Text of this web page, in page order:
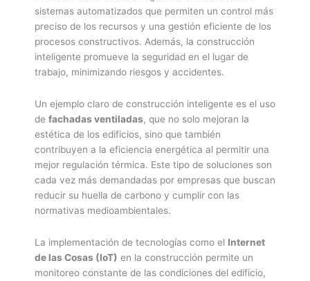
sistemas automatizados que permiten un control más
preciso de los recursos y una gestión eficiente de los
procesos constructivos. Además, la construcción
inteligente promueve la seguridad en el lugar de
trabajo, minimizando riesgos y accidentes.
Un ejemplo claro de construcción inteligente es el uso
de fachadas ventiladas, que no solo mejoran la
estética de los edificios, sino que también
contribuyen a la eficiencia energética al permitir una
mejor regulación térmica. Este tipo de soluciones son
cada vez más demandadas por empresas que buscan
reducir su huella de carbono y cumplir con las
normativas medioambientales.
La implementación de tecnologías como el Internet
de las Cosas (IoT) en la construcción permite un
monitoreo constante de las condiciones del edificio,